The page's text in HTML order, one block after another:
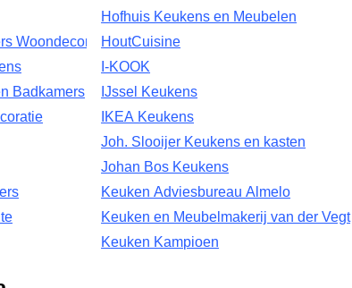
Woondecoratie
Badkamers
Hofhuis Keukens en Meubelen
HoutCuisine
I-KOOK
IJssel Keukens
IKEA Keukens
Joh. Slooijer Keukens en kasten
Johan Bos Keukens
Keuken Adviesbureau Almelo
Keuken en Meubelmakerij van der Vegt
Keuken Kampioen